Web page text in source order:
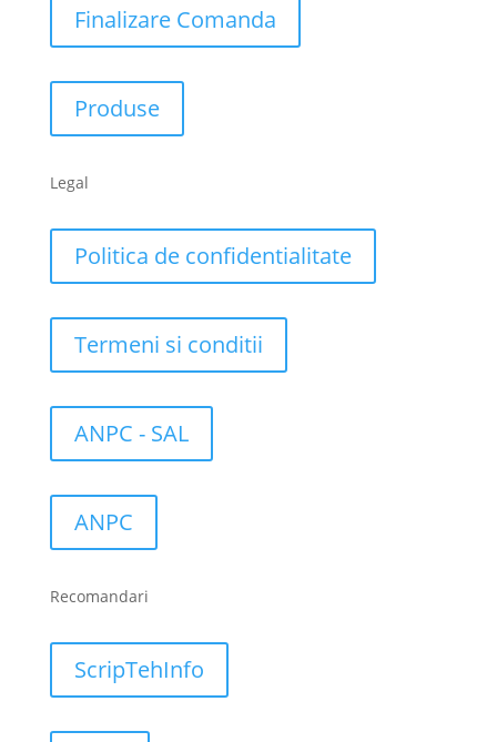
Finalizare Comanda
Produse
Legal
Politica de confidentialitate
Termeni si conditii
ANPC - SAL
ANPC
Recomandari
ScripTehInfo